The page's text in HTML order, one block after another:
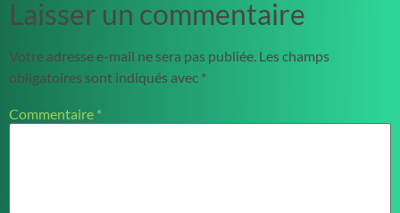
Laisser un commentaire
Votre adresse e-mail ne sera pas publiée. Les champs
obligatoires sont indiqués avec *
Commentaire *